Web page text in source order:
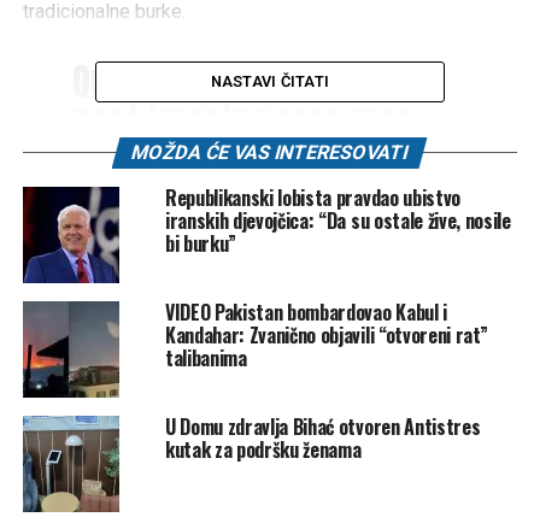
tradicionalne burke.
One of the gains of the
past twenty years was
Afghanistan's vibrant and
free press. Today, this is
what the Taliban say
freedom looks like.
Female television
presenter forced to cover
their faces.
pic.twitter.com/3UBLvukTjp
NASTAVI ČITATI
MOŽDA ĆE VAS INTERESOVATI
Republikanski lobista pravdao ubistvo
iranskih djevojčica: “Da su ostale žive, nosile
bi burku”
VIDEO Pakistan bombardovao Kabul i
Kandahar: Zvanično objavili “otvoreni rat”
talibanima
U Domu zdravlja Bihać otvoren Antistres
kutak za podršku ženama